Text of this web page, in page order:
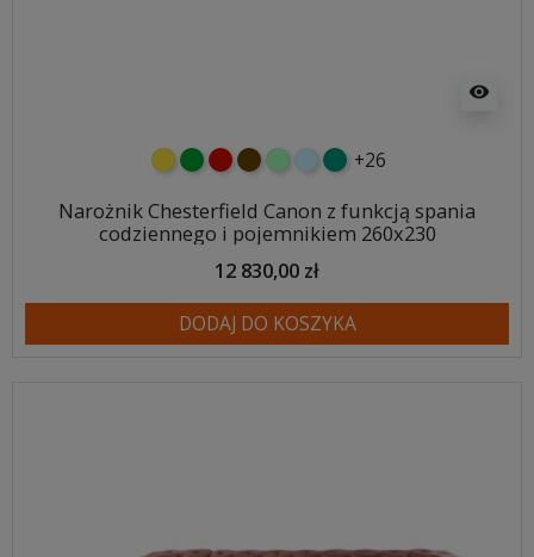
visibility
żółtyzielonyczerwony
czekoladowy
miętowybłękitny
turkusowy
+26
Narożnik Chesterfield Canon z funkcją spania
codziennego i pojemnikiem 260x230
12 830,00 zł
DODAJ DO KOSZYKA